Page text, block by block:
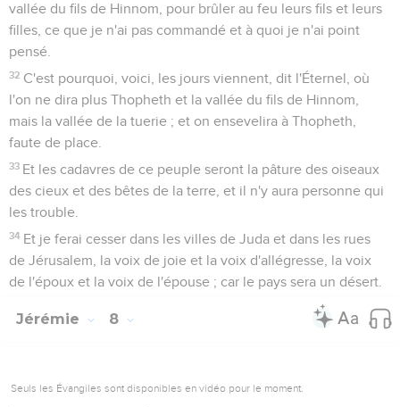
vallée du fils de Hinnom, pour brûler au feu leurs fils et leurs
filles, ce que je n'ai pas commandé et à quoi je n'ai point
pensé.
32 C'est pourquoi, voici, les jours viennent, dit l'Éternel, où
l'on ne dira plus Thopheth et la vallée du fils de Hinnom,
mais la vallée de la tuerie ; et on ensevelira à Thopheth,
faute de place.
33 Et les cadavres de ce peuple seront la pâture des oiseaux
des cieux et des bêtes de la terre, et il n'y aura personne qui
les trouble.
34 Et je ferai cesser dans les villes de Juda et dans les rues
de Jérusalem, la voix de joie et la voix d'allégresse, la voix
de l'époux et la voix de l'épouse ; car le pays sera un désert.
Jérémie 8
Seuls les Évangiles sont disponibles en vidéo pour le moment.